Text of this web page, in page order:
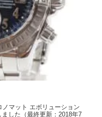
マット エボリューション
した（最終更新：2018年7